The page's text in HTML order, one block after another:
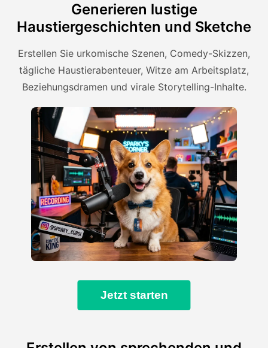
Generieren lustige
Haustiergeschichten und Sketche
Erstellen Sie urkomische Szenen, Comedy-Skizzen,
tägliche Haustierabenteuer, Witze am Arbeitsplatz,
Beziehungsdramen und virale Storytelling-Inhalte.
Jetzt starten